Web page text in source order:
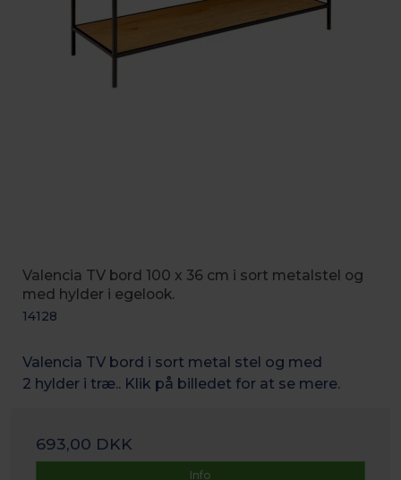
Valencia TV bord 100 x 36 cm i sort metalstel og
med hylder i egelook.
14128
Valencia TV bord i sort metal stel og med
2 hylder i træ.. Klik på billedet for at se mere.
693,00 DKK
Info